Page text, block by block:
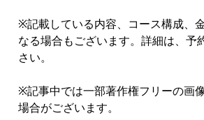
※記載している内容、コース構成、
なる場合もございます。詳細は、予
さい。
※記事中では一部著作権フリーの画
場合がございます。